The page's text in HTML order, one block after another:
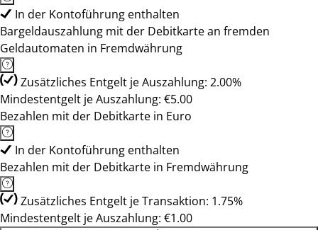
In der Kontoführung enthalten
Bargeldauszahlung mit der Debitkarte an fremden
Geldautomaten in Fremdwährung
Zusätzliches Entgelt je Auszahlung: 2.00%
Mindestentgelt je Auszahlung: €5.00
Bezahlen mit der Debitkarte in Euro
In der Kontoführung enthalten
Bezahlen mit der Debitkarte in Fremdwährung
Zusätzliches Entgelt je Transaktion: 1.75%
Mindestentgelt je Auszahlung: €1.00